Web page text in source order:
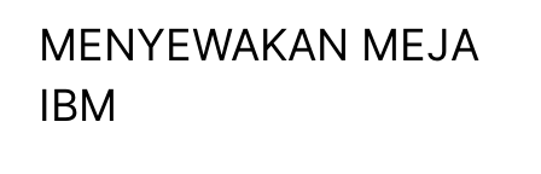
MENYEWAKAN MEJA
IBM